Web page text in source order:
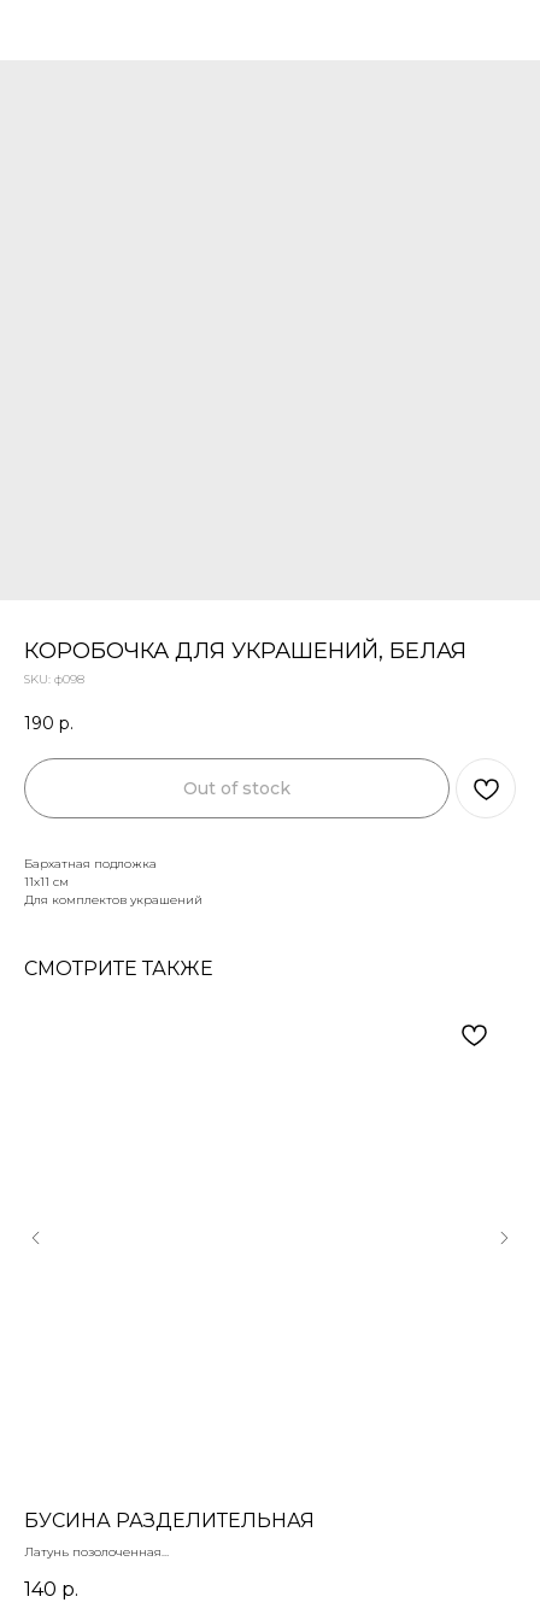
КОРОБОЧКА ДЛЯ УКРАШЕНИЙ, БЕЛАЯ
SKU: ф098
190 р.
Out of stock
Бархатная подложка
11х11 см
Для комплектов украшений
СМОТРИТЕ ТАКЖЕ
БУСИНА РАЗДЕЛИТЕЛЬНАЯ
Латунь позолоченная
140 р.